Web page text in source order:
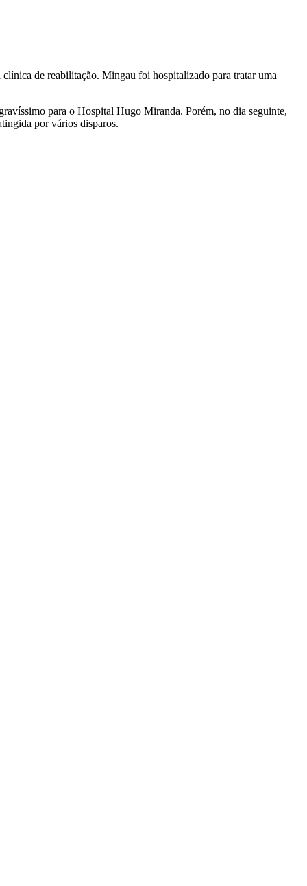
de reabilitação. Mingau foi hospitalizado para tratar uma
para o Hospital Hugo Miranda. Porém, no dia seguinte,
por vários disparos.